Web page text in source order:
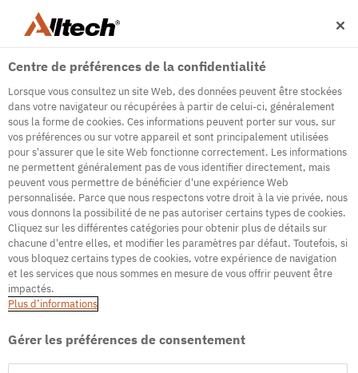
500
Internal Error Server
It seems we're experiencing some technical
difficulties. Try refreshing the page or go to the
homepage
Go to Homepage
Centre de préférences de la confidentialité
Lorsque vous consultez un site Web, des données peuvent être stockées
dans votre navigateur ou récupérées à partir de celui-ci, généralement
sous la forme de cookies. Ces informations peuvent porter sur vous, sur
vos préférences ou sur votre appareil et sont principalement utilisées
pour s'assurer que le site Web fonctionne correctement. Les informations
ne permettent généralement pas de vous identifier directement, mais
peuvent vous permettre de bénéficier d'une expérience Web
personnalisée. Parce que nous respectons votre droit à la vie privée, nous
vous donnons la possibilité de ne pas autoriser certains types de cookies.
Cliquez sur les différentes catégories pour obtenir plus de détails sur
chacune d'entre elles, et modifier les paramètres par défaut. Toutefois, si
vous bloquez certains types de cookies, votre expérience de navigation
et les services que nous sommes en mesure de vous offrir peuvent être
impactés.
Plus d’informations
Gérer les préférences de consentement